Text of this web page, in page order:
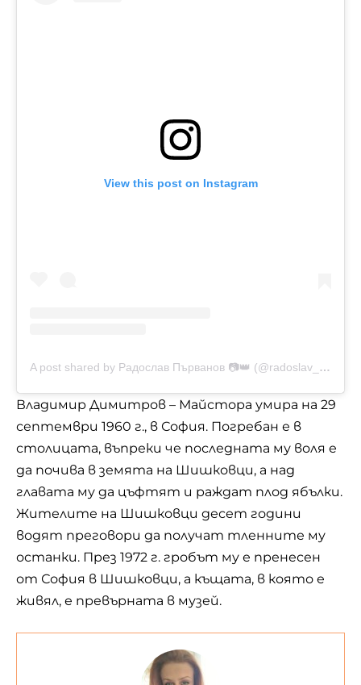
View this post on Instagram
A post shared by Радослав Първанов 📷👑 (@radoslav_parvanov_photography)
Владимир Димитров – Майстора умира на 29
септември 1960 г., в София. Погребан е в
столицата, въпреки че последната му воля е
да почива в земята на Шишковци, а над
главата му да цъфтят и раждат плод ябълки.
Жителите на Шишковци десет години
водят преговори да получат тленните му
останки. През 1972 г. гробът му е пренесен
от София в Шишковци, а къщата, в която е
живял, е превърната в музей.